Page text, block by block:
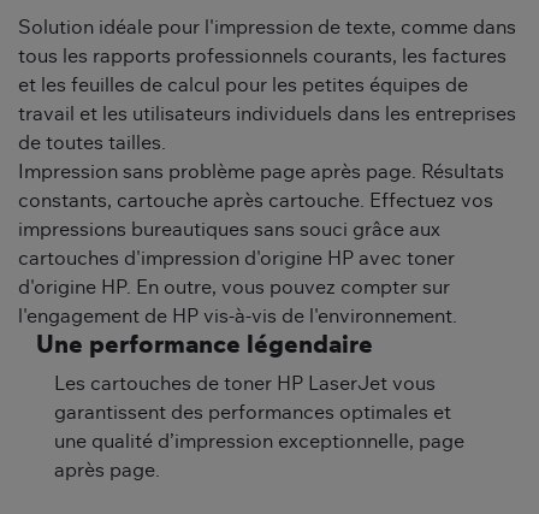
Solution idéale pour l'impression de texte, comme dans
tous les rapports professionnels courants, les factures
et les feuilles de calcul pour les petites équipes de
travail et les utilisateurs individuels dans les entreprises
de toutes tailles.
Impression sans problème page après page. Résultats
constants, cartouche après cartouche. Effectuez vos
impressions bureautiques sans souci grâce aux
cartouches d'impression d'origine HP avec toner
d'origine HP. En outre, vous pouvez compter sur
l'engagement de HP vis-à-vis de l'environnement.
Une performance légendaire
Les cartouches de toner HP LaserJet vous
garantissent des performances optimales et
une qualité d’impression exceptionnelle, page
après page.